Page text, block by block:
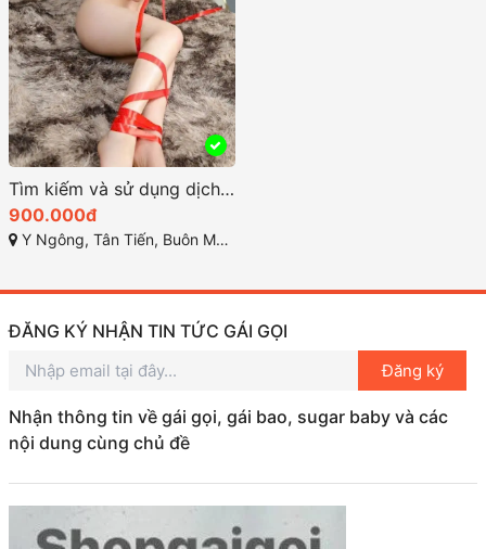
Tìm kiếm và sử dụng dịch vụ gái gọi Đắk Lắk tại Buôn Ma Thuột
900.000đ
Y Ngông, Tân Tiến, Buôn Ma Thuột, Đắk Lắk
ĐĂNG KÝ NHẬN TIN TỨC GÁI GỌI
Đăng ký
Nhận thông tin về gái gọi, gái bao, sugar baby và các
nội dung cùng chủ đề